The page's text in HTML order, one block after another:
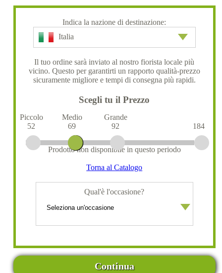
Indica la nazione di destinazione:
Italia
Il tuo ordine sarà inviato al nostro fiorista locale più
vicino. Questo per garantirti un rapporto qualità-prezzo
sicuramente migliore e tempi di consegna più rapidi.
Scegli tu il Prezzo
Piccolo
52
Medio
69
Grande
92
184
Prodotto non disponibile in questo periodo
Torna al Catalogo
Qual'è l'occasione?
Continua